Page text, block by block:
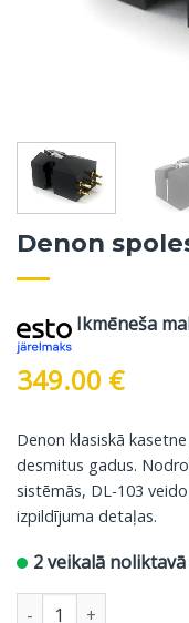
Denon
Ikmēneša
349.00 €
Denon klasiskā
desmitus gadus.
sistēmās, DL-103
izpildījuma detaļas.
2 veikalā
Denon spoles fono